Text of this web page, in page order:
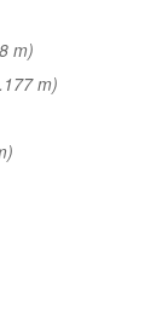
m)
m)